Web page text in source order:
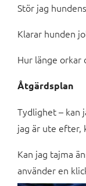
Stör jag
Klarar hunden
Hur länge orkar
Åtgärdsplan
Tydlighet – kan
jag är ute efter,
Kan jag tajma
använder en